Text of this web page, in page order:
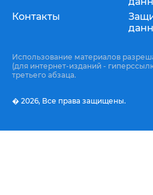
Контакты
Использование материалов
(для интернет-изданий -
третьего абзаца.
� 2026, Все права защищены.